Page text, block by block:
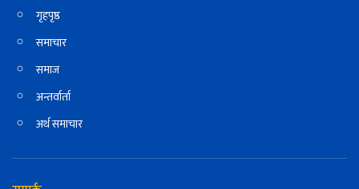
गृहपृष्ठ
समाचार
समाज
अन्तर्वार्ता
अर्थ समाचार